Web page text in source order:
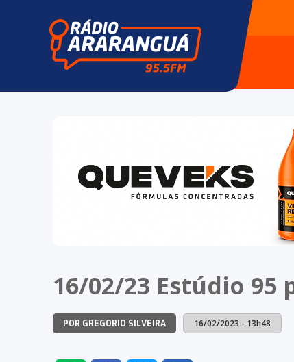
16/02/23 Estúdio
POR GREGORIO SILVEIRA 16/02/2023 - 13h48